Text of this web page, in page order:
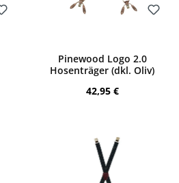
Pinewood Logo 2.0
Hosenträger (dkl. Oliv)
Regulärer Preis:
42,95 €